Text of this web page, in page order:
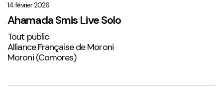
Live
Solo
2
14 février 2026
Ahamada Smis Live Solo
Tout public
Alliance Française de Moroni
Moroni (Comores)